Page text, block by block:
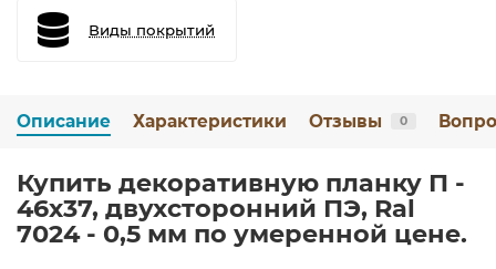
Виды покрытий
Описание Характеристики Отзывы 0
Купить декоративную планку П -
46х37, двухсторонний ПЭ, Ral
7024 - 0,5 мм по умеренной цене.